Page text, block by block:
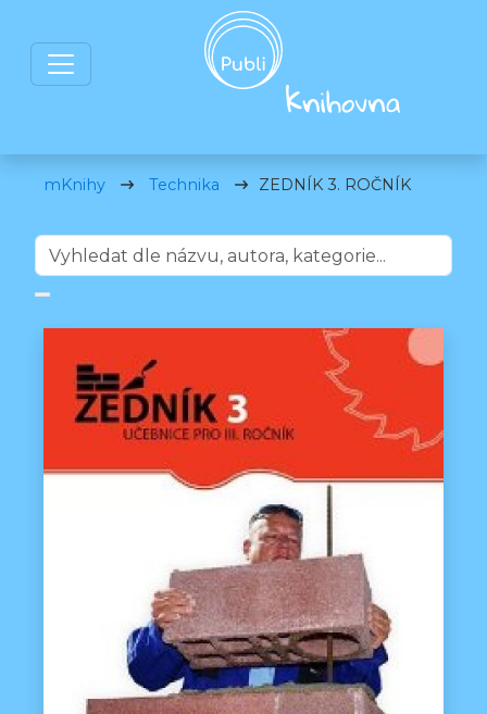
mKnihy Technika ZEDNÍK 3. ROČNÍK